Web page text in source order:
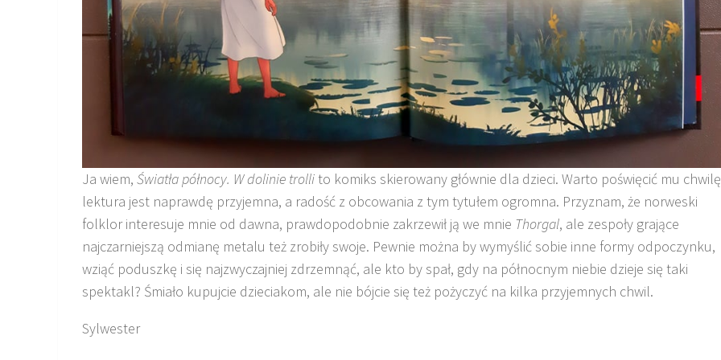
Ja wiem, Światła północy. W dolinie trollito komiks skierowany głównie dla dzieci. Warto poświęcić mu
lektura jest naprawdę przyjemna, a radość z obcowania z tym tytułem ogromna. Przyznam, że norweski
folklor interesuje mnie od dawna, prawdopodobnie zakrzewił ją we mnie Thorgal, ale zespoły grające
najczarniejszą odmianę metalu też zrobiły swoje. Pewnie można by wymyślić sobie inne formy odpoczynku,
wziąć poduszkę i się najzwyczajniej zdrzemnąć, ale kto by spał, gdy na północnym niebie dzieje się taki
spektakl? Śmiało kupujcie dzieciakom, ale nie bójcie się też pożyczyć na kilka przyjemnych chwil.
Sylwester